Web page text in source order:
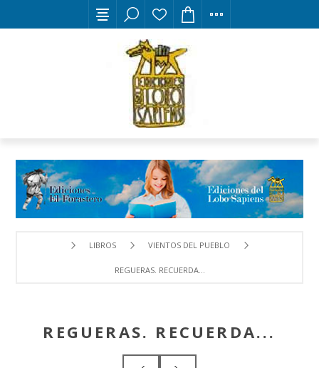
LIBROS VIENTOS DEL PUEBLO
REGUERAS. RECUERDA...
REGUERAS. RECUERDA...